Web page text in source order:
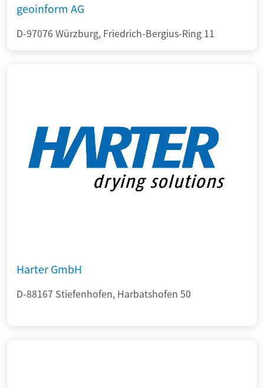
geoinform AG
D-97076 Würzburg, Friedrich-Bergius-Ring 11
Harter GmbH
D-88167 Stiefenhofen, Harbatshofen 50